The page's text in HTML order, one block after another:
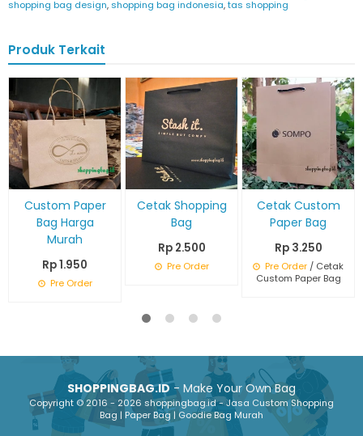
shopping bag design,shopping bag indonesia,tas shopping
Produk Terkait
Custom Paper
Bag Harga
Murah
Rp 1.950
Pre Order
Cetak Shopping
Bag
Rp 2.500
Pre Order
Cetak Custom
Paper Bag
Rp 3.250
Pre Order / Cetak
Custom Paper Bag
SHOPPINGBAG.ID- Make Your Own Bag
Copyright © 2016 - 2026 shoppingbag.id - Jasa Custom Shopping
Bag | Paper Bag | Goodie Bag Murah